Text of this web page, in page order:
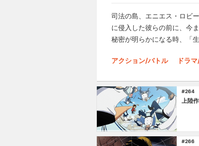
司法の島、エニエス・ロビ
に侵入した彼らの前に、今
秘密が明らかになる時、「
アクション/バトル ドラ
#264
上陸
#266